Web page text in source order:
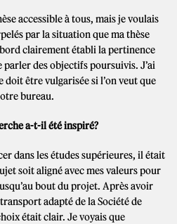
accessible à tous, mais je voulais
par la situation que ma thèse
clairement établi la pertinence
des objectifs poursuivis. J’ai
doit être vulgarisée si l’on veut que
bureau.
a-t-il été inspiré?
dans les études supérieures, il était
soit aligné avec mes valeurs pour
bout du projet. Après avoir
adapté de la Société de
était clair. Je voyais que